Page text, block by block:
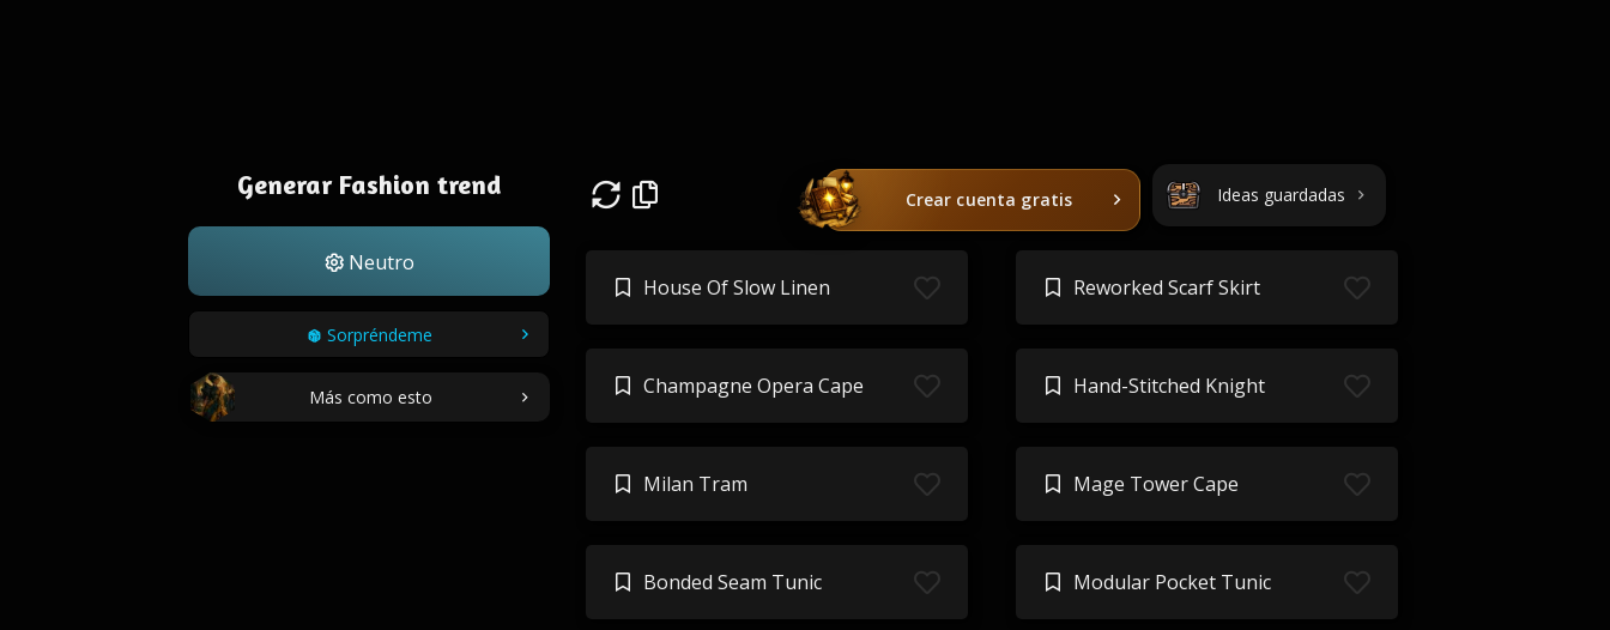
Generar Fashion trend
Neutro
Sorpréndeme
Más como esto
Crear cuenta gratis Ideas guardadas
House Of Slow Linen Reworked Scarf Skirt
Champagne Opera Cape Hand-Stitched Knight
Milan Tram Mage Tower Cape
Bonded Seam Tunic Modular Pocket Tunic